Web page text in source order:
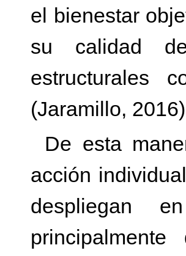
el bienestar
su calidad
estructurales
(Jaramillo,
De esta
acción
despliegan